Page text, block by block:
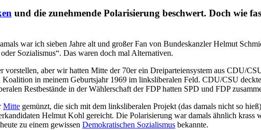
und die zunehmende Polarisierung beschwert. Doch wie
war ich sieben Jahre alt und großer Fan von Bundeskanzler Helmut
Sozialismus“. Das waren doch mal Alternativen.
vorstellen, aber wir hatten Mitte der 70er ein Dreiparteiensystem aus CDU/
in meinem Geburtsjahr 1969 im linksliberalen Feld. CDU/CSU
Restbestände in der Wählerschaft der FDP hatten SPD und FDP
Mitte gemünzt, die sich mit dem linksliberalen Projekt (das damals nicht so
Helmut Kohl gereicht. Die Polarisierung war damals ähnlich krass
zu einem gewissen Demokratischen Sozialismus bekannte.